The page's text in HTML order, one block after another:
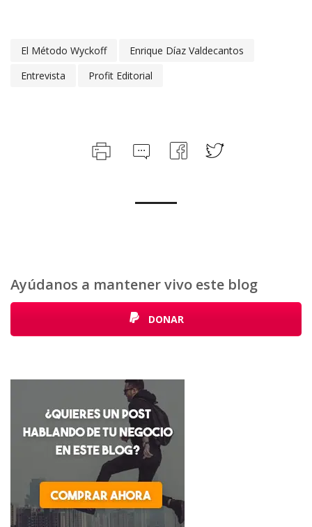
El Método Wyckoff
Enrique Díaz Valdecantos
Entrevista
Profit Editorial
Ayúdanos a mantener vivo este blog
DONAR